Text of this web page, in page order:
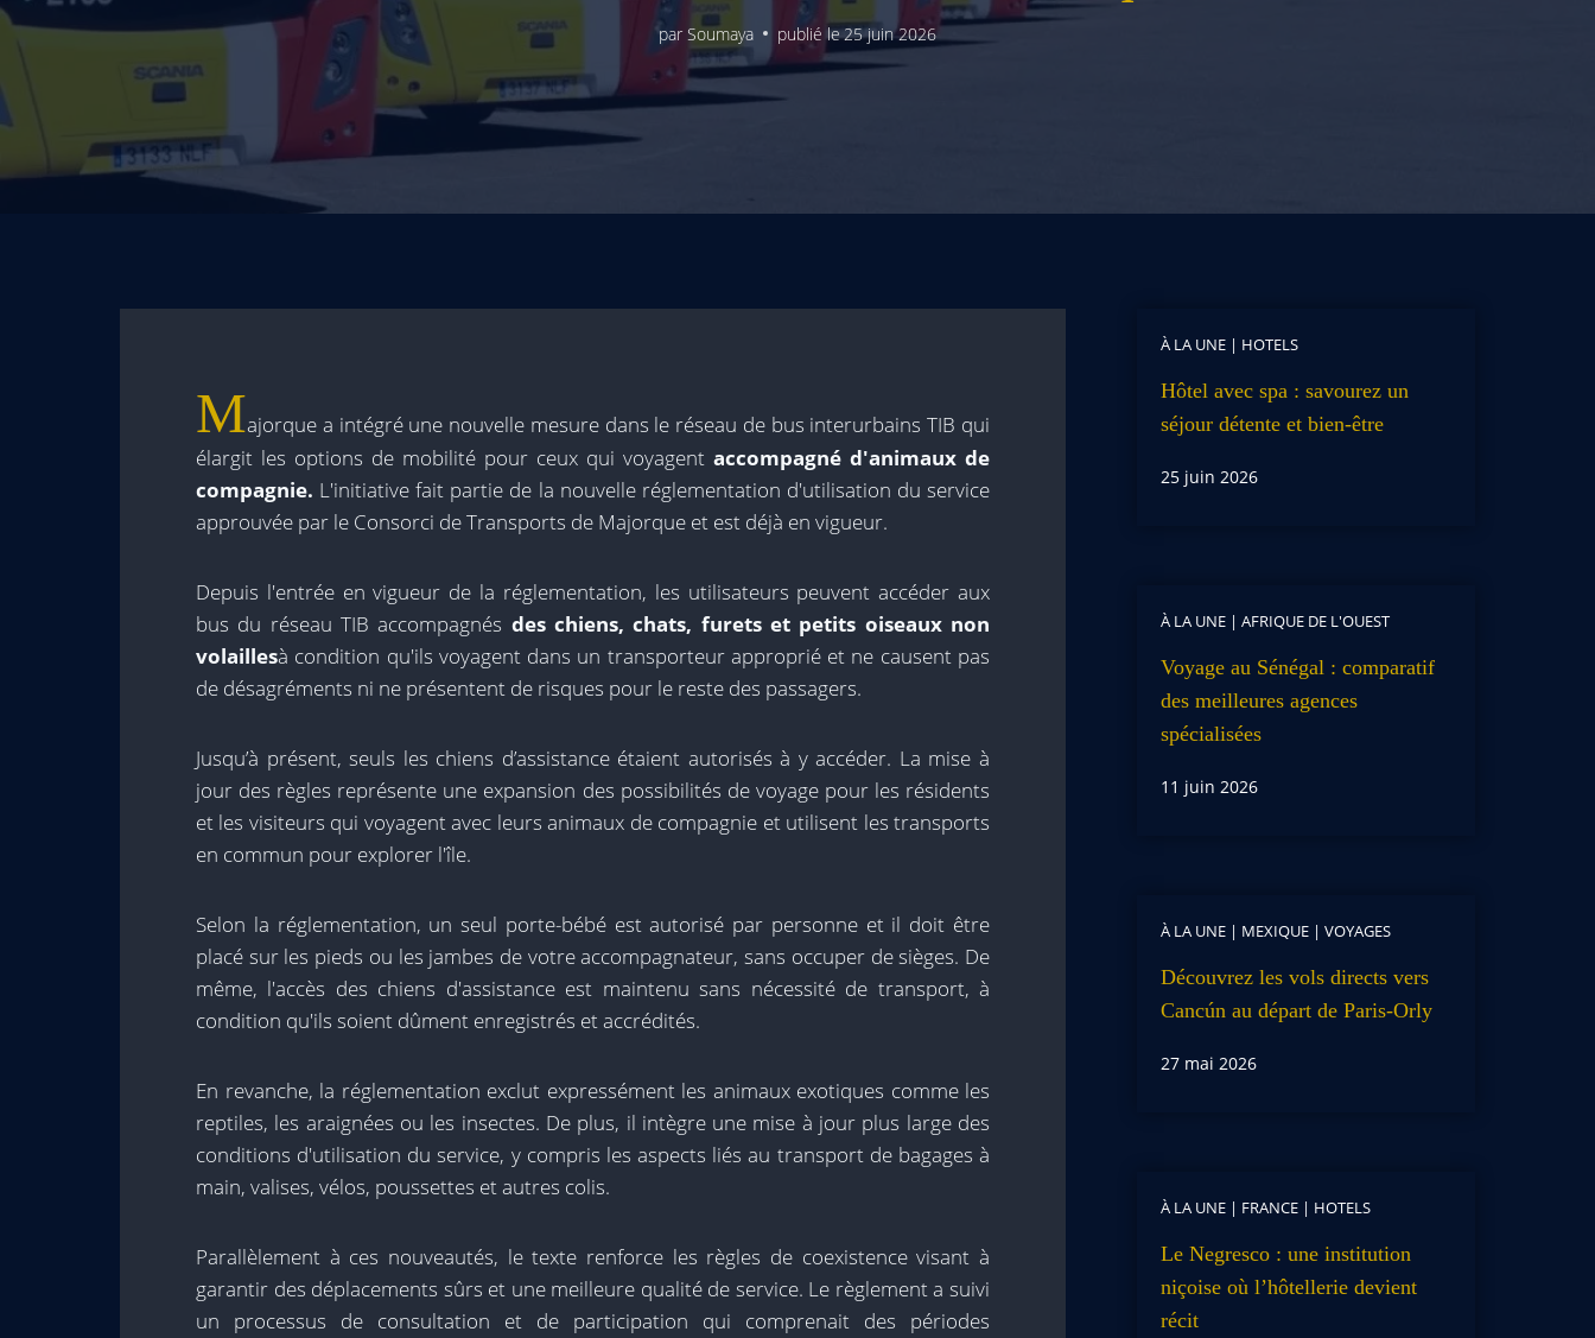
par Soumaya publié le25 juin 2026
Majorque a intégré une nouvelle mesure dans le réseau de bus interurbains TIB qui
élargit les options de mobilité pour ceux qui voyagent accompagné d'animaux de
compagnie. L'initiative fait partie de la nouvelle réglementation d'utilisation du service
approuvée par le Consorci de Transports de Majorque et est déjà en vigueur.
Depuis l'entrée en vigueur de la réglementation, les utilisateurs peuvent accéder aux
bus du réseau TIB accompagnés des chiens, chats, furets et petits oiseaux non
volaillesà condition qu'ils voyagent dans un transporteur approprié et ne causent pas
de désagréments ni ne présentent de risques pour le reste des passagers.
Jusqu’à présent, seuls les chiens d’assistance étaient autorisés à y accéder. La mise à
jour des règles représente une expansion des possibilités de voyage pour les résidents
et les visiteurs qui voyagent avec leurs animaux de compagnie et utilisent les transports
en commun pour explorer l'île.
Selon la réglementation, un seul porte-bébé est autorisé par personne et il doit être
placé sur les pieds ou les jambes de votre accompagnateur, sans occuper de sièges. De
même, l'accès des chiens d'assistance est maintenu sans nécessité de transport, à
condition qu'ils soient dûment enregistrés et accrédités.
En revanche, la réglementation exclut expressément les animaux exotiques comme les
reptiles, les araignées ou les insectes. De plus, il intègre une mise à jour plus large des
conditions d'utilisation du service, y compris les aspects liés au transport de bagages à
main, valises, vélos, poussettes et autres colis.
Parallèlement à ces nouveautés, le texte renforce les règles de coexistence visant à
garantir des déplacements sûrs et une meilleure qualité de service. Le règlement a suivi
un processus de consultation et de participation qui comprenait des périodes
À LA UNE| HOTELS
Hôtel avec spa : savourez un
séjour détente et bien-être
25 juin 2026
À LA UNE| AFRIQUE DE L'OUEST
Voyage au Sénégal : comparatif
des meilleures agences
spécialisées
11 juin 2026
À LA UNE| MEXIQUE| VOYAGES
Découvrez les vols directs vers
Cancún au départ de Paris-Orly
27 mai 2026
À LA UNE| FRANCE| HOTELS
Le Negresco : une institution
niçoise où l’hôtellerie devient
récit